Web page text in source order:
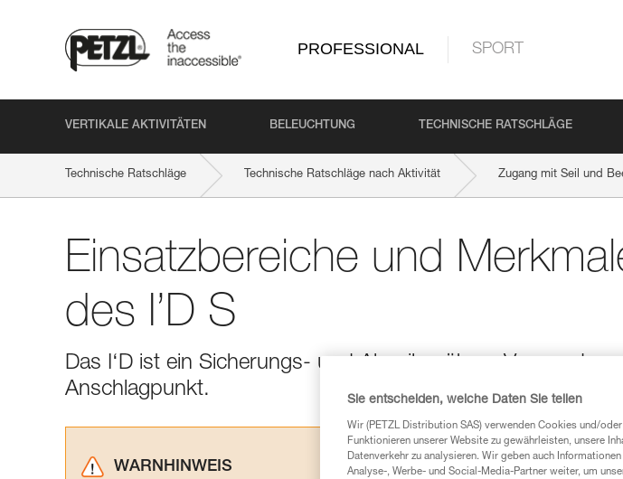
PROFESSIONAL SPORT
VERTIKALE AKTIVITÄTEN BELEUCHTUNG TECHNISCHE RATSCHLÄGE
Technische Ratschläge Technische Ratschläge nach Aktivität Zugang mit Seil und
Einsatzbereiche und
des I’D S
Das I‘D ist ein Sicherungs- und Abseilgerät zur
Anschlagpunkt.
WARNHINWEIS
Sie entscheiden, welche Daten Sie teilen
Wir (PETZL Distribution SAS) verwenden Cookies und/
Funktionieren unserer Website zu gewährleisten, unsere
Datenverkehr zu analysieren. Wir geben auch
Analyse-, Werbe- und Social-Media-Partner weiter, um